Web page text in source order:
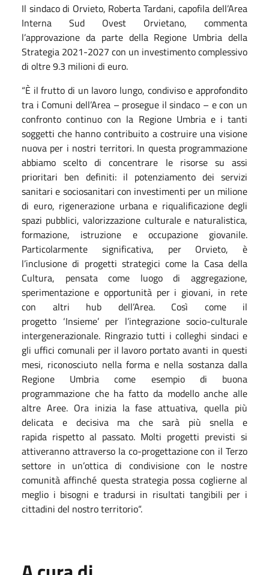
Il sindaco di Orvieto, Roberta Tardani, capofila dell’Area
Interna Sud Ovest Orvietano, commenta
l’approvazione da parte della Regione Umbria della
Strategia 2021-2027 con un investimento complessivo
di oltre 9.3 milioni di euro.
“È il frutto di un lavoro lungo, condiviso e approfondito
tra i Comuni dell’Area – prosegue il sindaco – e con un
confronto continuo con la Regione Umbria e i tanti
soggetti che hanno contribuito a costruire una visione
nuova per i nostri territori. In questa programmazione
abbiamo scelto di concentrare le risorse su assi
prioritari ben definiti: il potenziamento dei servizi
sanitari e sociosanitari con investimenti per un milione
di euro, rigenerazione urbana e riqualificazione degli
spazi pubblici, valorizzazione culturale e naturalistica,
formazione, istruzione e occupazione giovanile.
Particolarmente significativa, per Orvieto, è
l’inclusione di progetti strategici come la Casa della
Cultura, pensata come luogo di aggregazione,
sperimentazione e opportunità per i giovani, in rete
con altri hub dell’Area. Così come il
progetto ‘Insieme’ per l’integrazione socio-culturale
intergenerazionale. Ringrazio tutti i colleghi sindaci e
gli uffici comunali per il lavoro portato avanti in questi
mesi, riconosciuto nella forma e nella sostanza dalla
Regione Umbria come esempio di buona
programmazione che ha fatto da modello anche alle
altre Aree. Ora inizia la fase attuativa, quella più
delicata e decisiva ma che sarà più snella e
rapida rispetto al passato. Molti progetti previsti si
attiveranno attraverso la co-progettazione con il Terzo
settore in un’ottica di condivisione con le nostre
comunità affinché questa strategia possa coglierne al
meglio i bisogni e tradursi in risultati tangibili per i
cittadini del nostro territorio“.